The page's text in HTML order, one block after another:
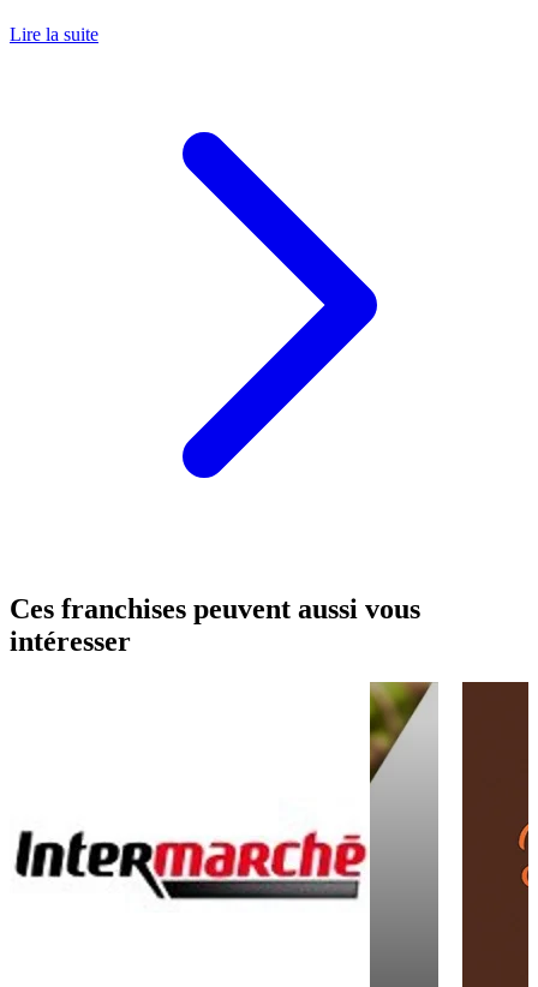
Lire la suite
Ces franchises peuvent aussi vous
intéresser